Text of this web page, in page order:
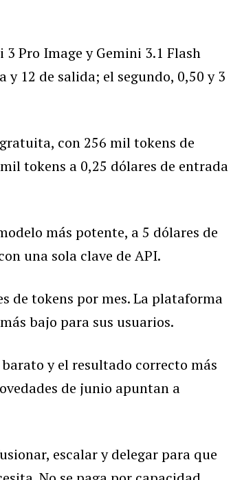
Pro Image y Gemini 3.1 Flash
12 de salida; el segundo, 0,50 y 3
con 256 mil tokens de
tokens a 0,25 dólares de entrada
más potente, a 5 dólares de
una sola clave de API.
de tokens por mes. La plataforma
bajo para sus usuarios.
y el resultado correcto más
de junio apuntan a
escalar y delegar para que